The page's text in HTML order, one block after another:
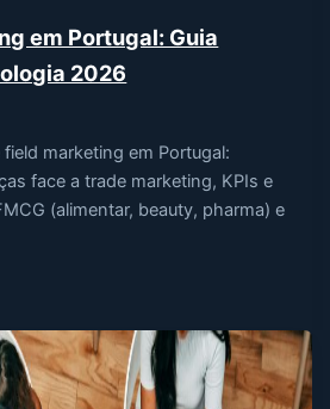
em Portugal: Guia
2026
marketing em Portugal:
face a trade marketing, KPIs e
(alimentar, beauty, pharma) e